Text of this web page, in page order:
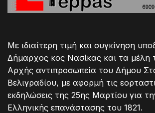
Με ιδιαίτερη τιμή και συγκίνηση
Δήμαρχος κος Νασίκας και τα μέλη
Αρχής αντιπροσωπεία του Δήμου
Βελιγραδίου, με αφορμή τις
εκδηλώσεις της 25ης Μαρτίου για
Ελληνικής επανάστασης του 1821.